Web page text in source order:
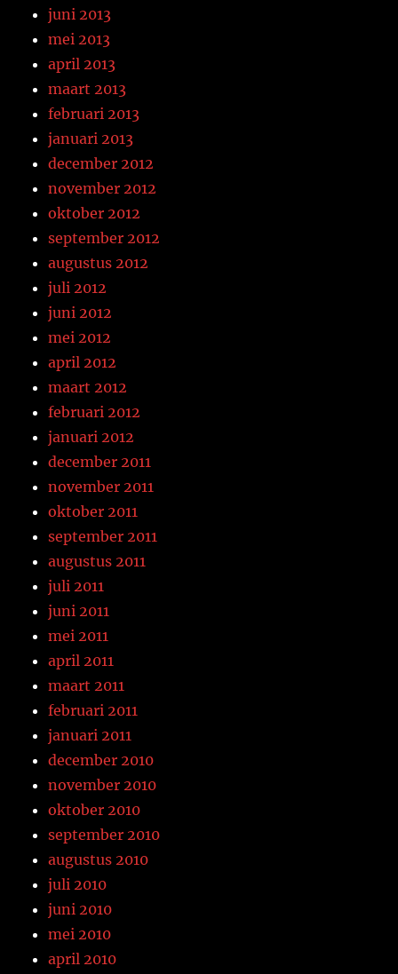
juni 2013
mei 2013
april 2013
maart 2013
februari 2013
januari 2013
december 2012
november 2012
oktober 2012
september 2012
augustus 2012
juli 2012
juni 2012
mei 2012
april 2012
maart 2012
februari 2012
januari 2012
december 2011
november 2011
oktober 2011
september 2011
augustus 2011
juli 2011
juni 2011
mei 2011
april 2011
maart 2011
februari 2011
januari 2011
december 2010
november 2010
oktober 2010
september 2010
augustus 2010
juli 2010
juni 2010
mei 2010
april 2010